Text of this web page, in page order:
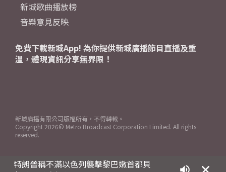
特朗普稱不滿以色列襲擊黎巴嫩首都貝
新城歌曲播放榜
音樂意見反映
免費下載新城App! 為你提供新城廣播節目直播及重
溫，體現資訊分享無界限！
新城廣播有限公司版權所有，不得轉載。
Copyright 2026© Metro Broadcast Corporation Limited. All rights
reserved.